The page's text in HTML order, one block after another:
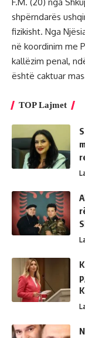
shpërndarës
fizikisht. Nga
në koordinim me
kallëzim penal,
është caktuar
TOP Lajmet